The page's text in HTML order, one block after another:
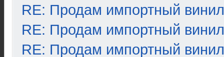
RE: Продам импортный винил
RE: Продам импортный винил
RE: Продам импортный винил